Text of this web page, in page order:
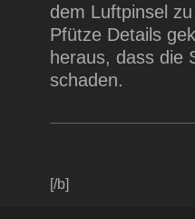
dem Luftpinsel
Pfütze Details
heraus, dass die
schaden.
[/b]